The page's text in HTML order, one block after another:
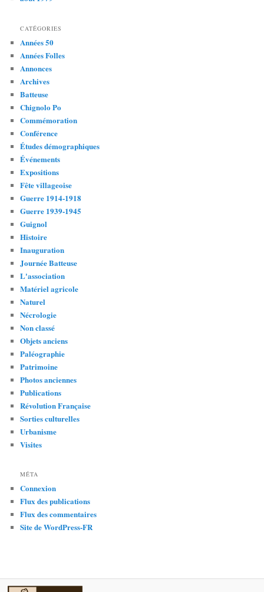
CATÉGORIES
Années 50
Années Folles
Annonces
Archives
Batteuse
Chignolo Po
Commémoration
Conférence
Études démographiques
Événements
Expositions
Fête villageoise
Guerre 1914-1918
Guerre 1939-1945
Guignol
Histoire
Inauguration
Journée Batteuse
L'association
Matériel agricole
Naturel
Nécrologie
Non classé
Objets anciens
Paléographie
Patrimoine
Photos anciennes
Publications
Révolution Française
Sorties culturelles
Urbanisme
Visites
MÉTA
Connexion
Flux des publications
Flux des commentaires
Site de WordPress-FR